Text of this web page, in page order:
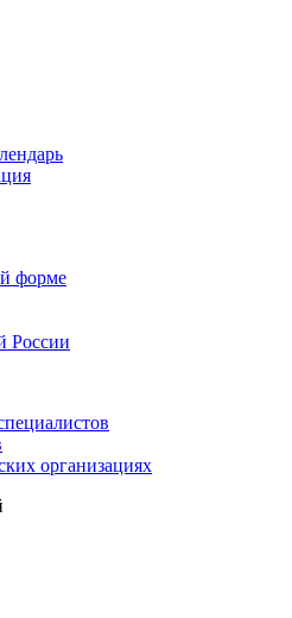
форме
России
организациях